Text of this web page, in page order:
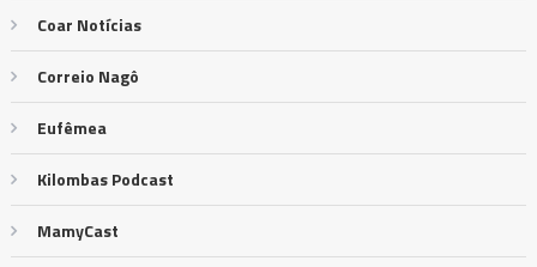
Coar Notícias
Correio Nagô
Eufêmea
Kilombas Podcast
MamyCast